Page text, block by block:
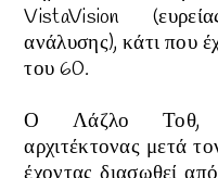
VistaVision
ανάλυσης), κάτι που
του 60.
Ο Λάζλο Τοθ,
αρχιτέκτονας μετά